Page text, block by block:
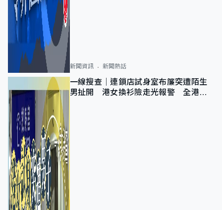
新聞資訊 新聞熱話
一線搜查｜連鎖店試身室布簾突遭陌生
男扯開 港女換衫險走光報警 全港分